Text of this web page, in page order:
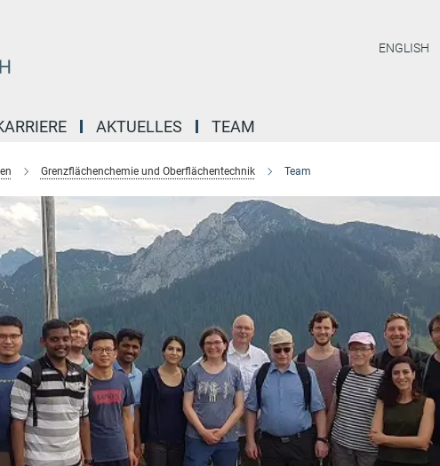
ENGLISH
AKTUELLES TEAM
Grenzflächenchemie und Oberflächentechnik Team